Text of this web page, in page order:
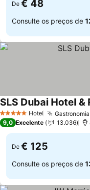
De € 48
Consulte os preços de
5 Estrelas Hotel
SLS Dubai Hotel &
9,0 Excelente 13.036
De € 125
Consulte os preços de